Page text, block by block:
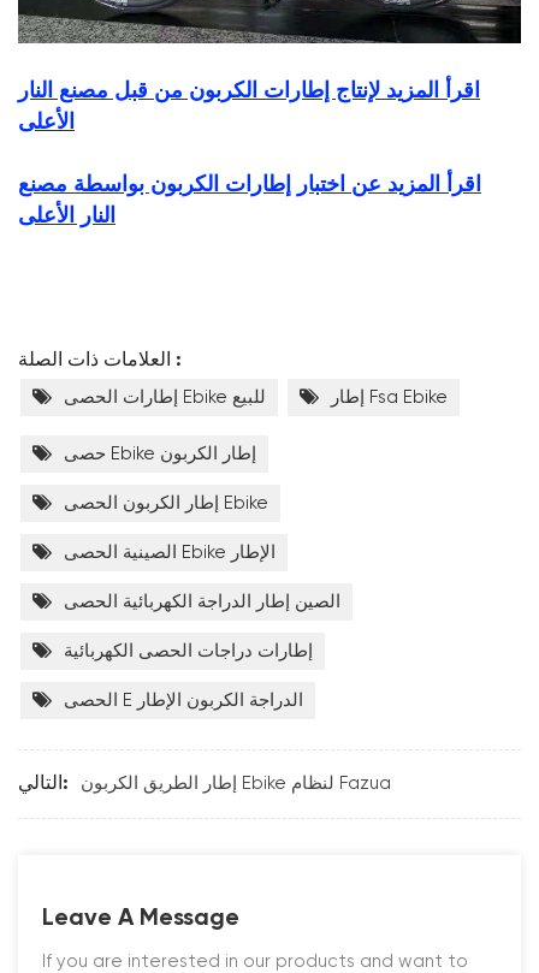
اقرأ المزيد لإنتاج إطارات الكربون من قبل مصنع النار
الأعلى
اقرأ المزيد عن اختبار إطارات الكربون بواسطة مصنع
النار الأعلى
العلامات ذات الصلة :
إطارات الحصى Ebike للبيع إطار Fsa Ebike
حصى Ebike إطار الكربون
إطار الكربون الحصى Ebike
الصينية الحصى Ebike الإطار
الصين إطار الدراجة الكهربائية الحصى
إطارات دراجات الحصى الكهربائية
الحصى E الدراجة الكربون الإطار
التالي: إطار الطريق الكربون Ebike لنظام Fazua
Leave A Message
If you are interested in our products and want to